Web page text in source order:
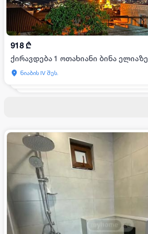
918 ₾
ქირავდება 1 ოთახიანი ბინა ელიაზე
ნიაბის IV შეს.